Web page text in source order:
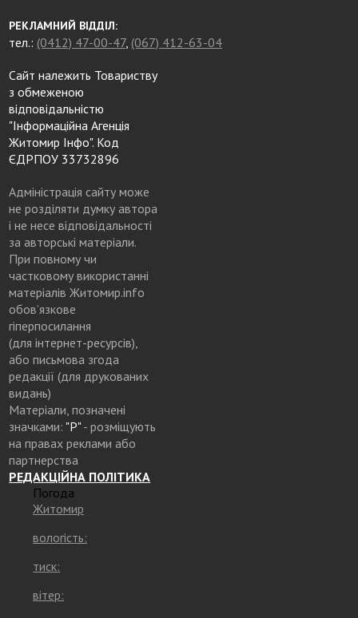
РЕКЛАМНИЙ ВІДДІЛ:
тел.: (0412) 47-00-47, (067) 412-63-04
Сайт належить Товариству
з обмеженою
відповідальністю
"Інформаційна Агенція
Житомир Інфо". Код
ЄДРПОУ 33732896
Адміністрація сайту може
не розділяти думку автора
і не несе відповідальності
за авторські матеріали.
При повному чи
частковому використанні
матеріалів Житомир.info
обов’язкове
гіперпосилання
(для інтернет-ресурсів),
або письмова згода
редакції (для друкованих
видань)
Матеріали, позначені
значками: "Р"- розміщують
на правах реклами або
партнерства
РЕДАКЦІЙНА ПОЛІТИКА
Погода
Житомир
вологість:
тиск:
вітер: